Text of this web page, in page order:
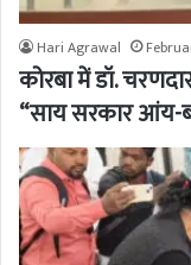
Hari Agrawal
कोरबा में डॉ.
“साय सरकार आंय-